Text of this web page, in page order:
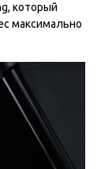
который
максимально